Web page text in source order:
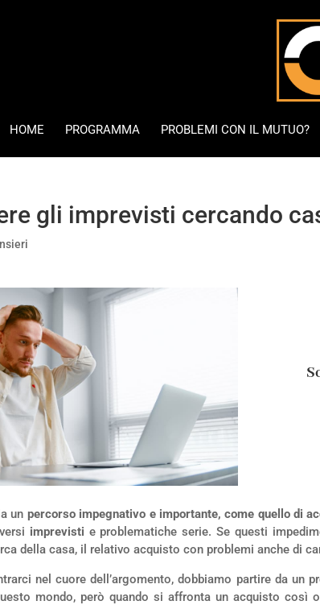
HOME PROGRAMMA PROBLEMI CON IL MUTUO?
gli imprevisti cercando
un percorso impegnativo e importante, come quello di
imprevisti e problematiche serie. Se questi
della casa, il relativo acquisto con problemi anche di
nel cuore dell’argomento, dobbiamo partire da
mondo, però quando si affronta un acquisto così